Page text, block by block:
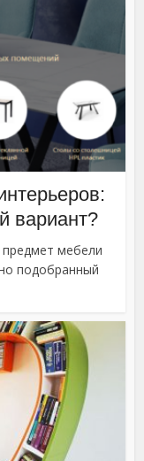
вариант?
мебели
подобранный